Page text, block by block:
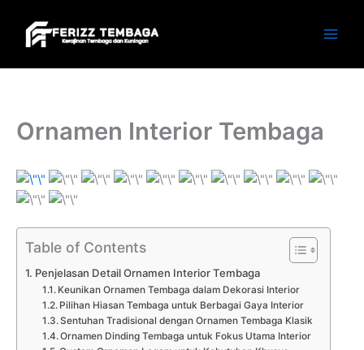
content
Ornamen Interior Tembaga
Table of Contents
Penjelasan Detail Ornamen Interior Tembaga
Keunikan Ornamen Tembaga dalam Dekorasi Interior
Pilihan Hiasan Tembaga untuk Berbagai Gaya Interior
Sentuhan Tradisional dengan Ornamen Tembaga Klasik
Ornamen Dinding Tembaga untuk Fokus Utama Interior